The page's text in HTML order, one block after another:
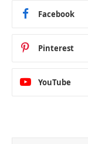
Facebook
Pinterest
YouTube